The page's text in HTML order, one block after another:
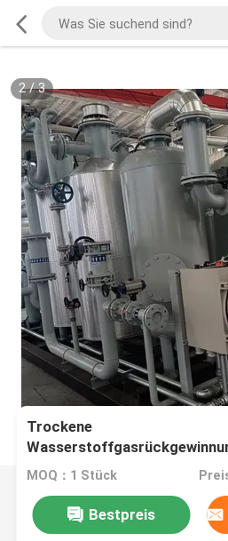
2/3
Trockene
PSA-Reiniger mit
MOQ：1 Stück
Bestpreis